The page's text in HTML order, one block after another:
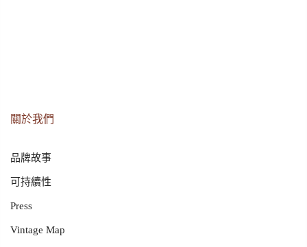
關於我們
品牌故事
可持續性
Press
Vintage Map